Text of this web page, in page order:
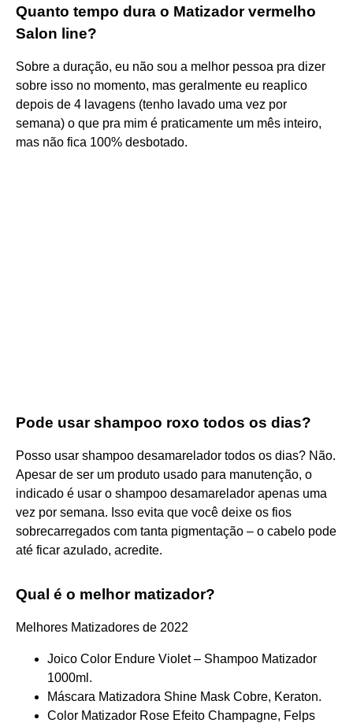
Quanto tempo dura o Matizador vermelho
Salon line?
Sobre a duração, eu não sou a melhor pessoa pra dizer
sobre isso no momento, mas geralmente eu reaplico
depois de 4 lavagens (tenho lavado uma vez por
semana) o que pra mim é praticamente um mês inteiro,
mas não fica 100% desbotado.
Pode usar shampoo roxo todos os dias?
Posso usar shampoo desamarelador todos os dias? Não.
Apesar de ser um produto usado para manutenção, o
indicado é usar o shampoo desamarelador apenas uma
vez por semana. Isso evita que você deixe os fios
sobrecarregados com tanta pigmentação – o cabelo pode
até ficar azulado, acredite.
Qual é o melhor matizador?
Melhores Matizadores de 2022
Joico Color Endure Violet – Shampoo Matizador
1000ml.
Máscara Matizadora Shine Mask Cobre, Keraton.
Color Matizador Rose Efeito Champagne, Felps